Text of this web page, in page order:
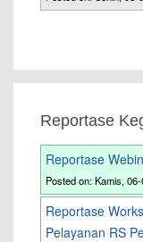
Reportase
Reportase
Posted on: Kamis,
Reportase
Pelayanan RS